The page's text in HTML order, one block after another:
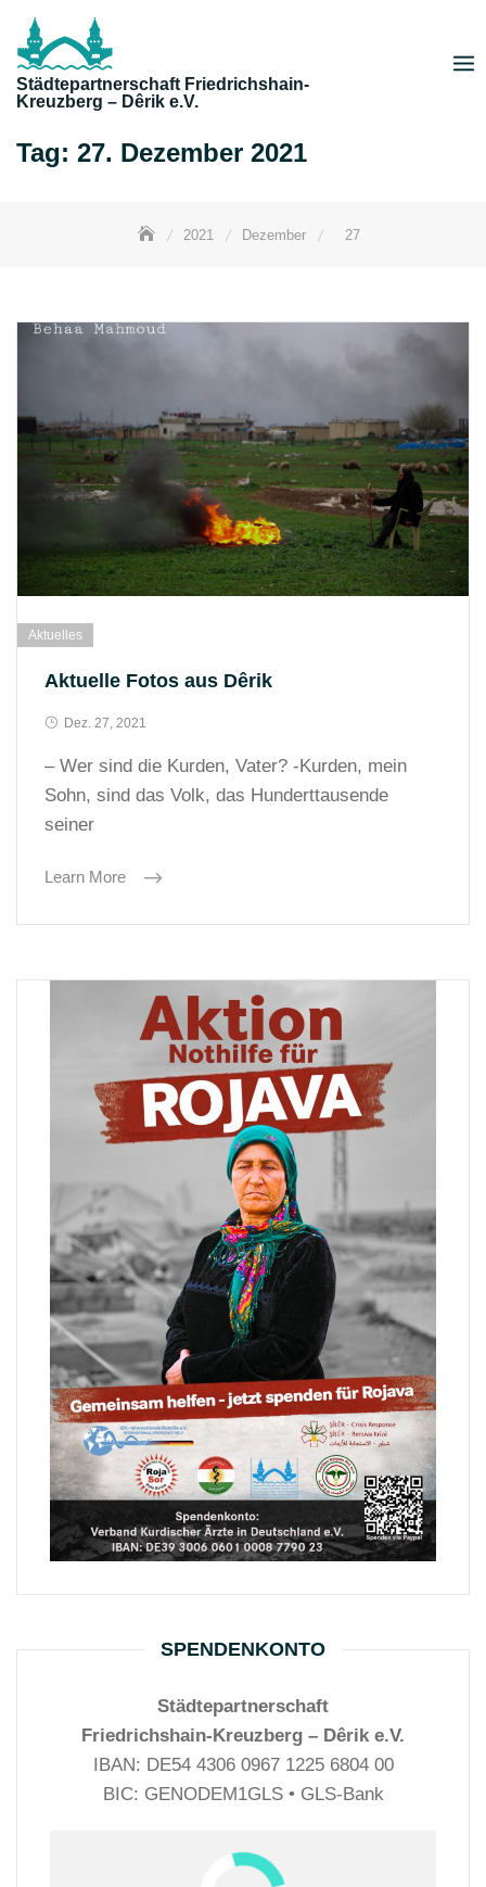
content
Städtepartnerschaft Friedrichshain-
Kreuzberg – Dêrik e.V.
Tag: 27. Dezember 2021
2021 Dezember 27
Aktuelles
Aktuelle Fotos aus Dêrik
Dez. 27, 2021
– Wer sind die Kurden, Vater? -Kurden, mein
Sohn, sind das Volk, das Hunderttausende
seiner
Learn More
SPENDENKONTO
Städtepartnerschaft
Friedrichshain-Kreuzberg – Dêrik e.V.
IBAN: DE54 4306 0967 1225 6804 00
BIC: GENODEM1GLS • GLS-Bank